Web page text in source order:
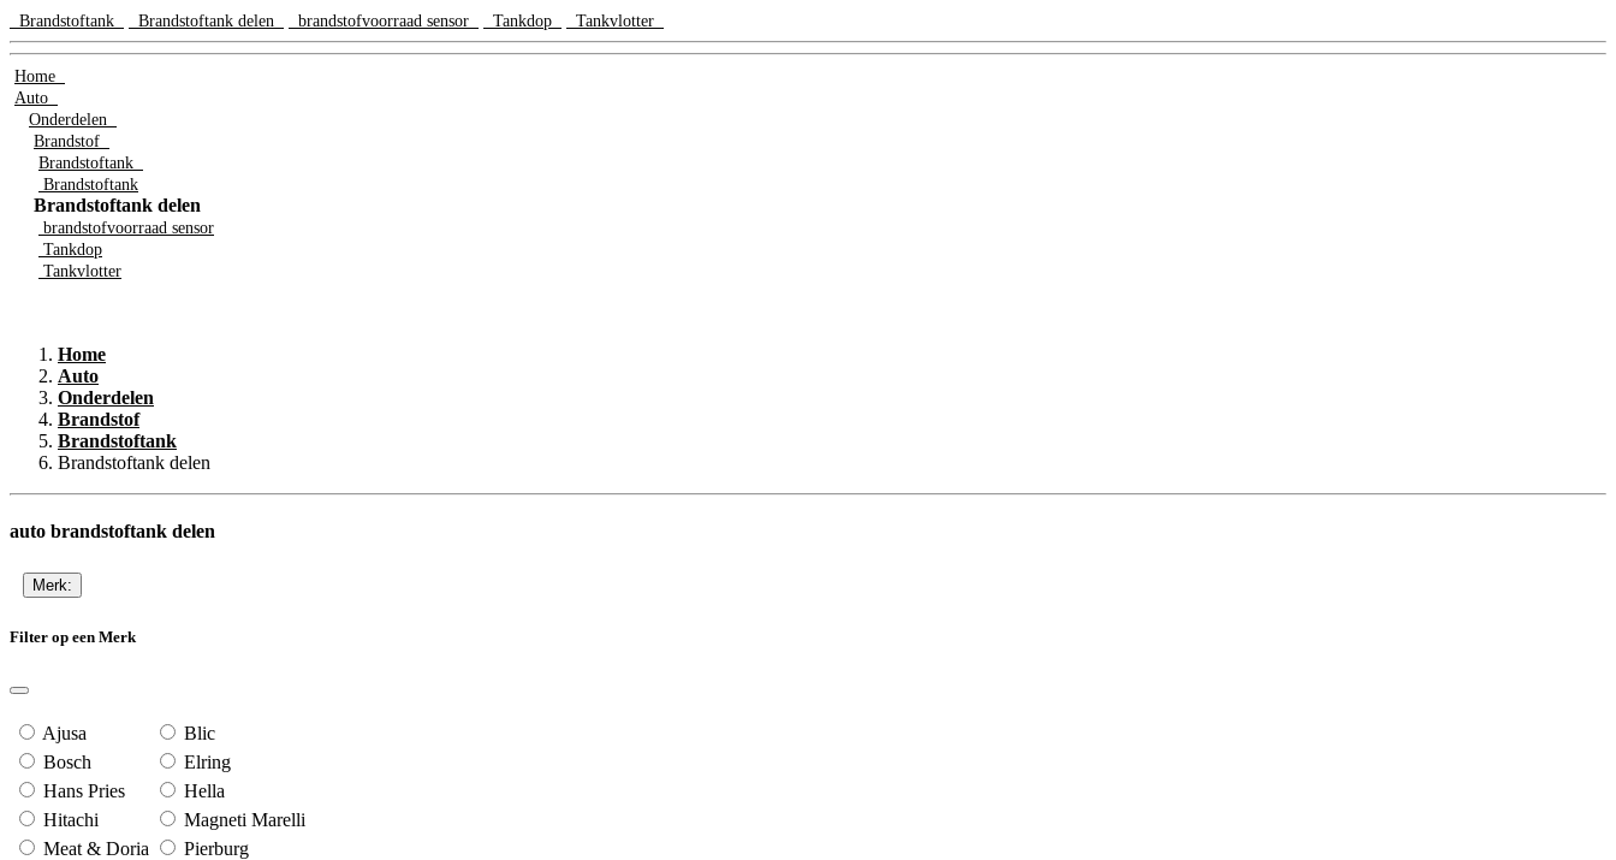
Brandstoftank Brandstoftank delen brandstofvoorraad sensor Tankdop Tankvlotter
Home
Auto
Onderdelen
Brandstof
Brandstoftank
Brandstoftank
Brandstoftank delen
brandstofvoorraad sensor
Tankdop
Tankvlotter
Home
Auto
Onderdelen
Brandstof
Brandstoftank
Brandstoftank delen
auto brandstoftank delen
Merk:
Filter op een Merk
Ajusa
Blic
Bosch
Elring
Hans Pries
Hella
Hitachi
Magneti Marelli
Meat & Doria
Pierburg